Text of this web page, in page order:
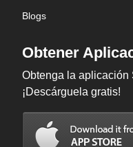
Blogs
Obtener
Obtenga la aplicación
¡Descárguela gratis!